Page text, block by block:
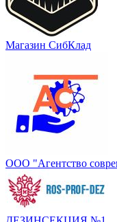
Магазин СибКлад
ООО "Агентство